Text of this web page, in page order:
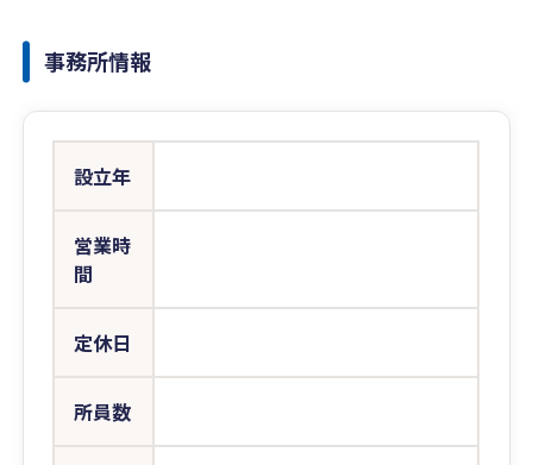
事務所情報
設立年
営業時
間
定休日
所員数